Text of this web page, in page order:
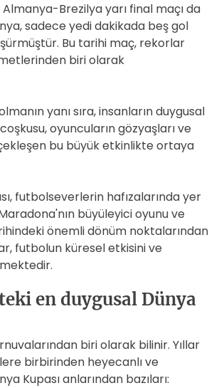
Brezilya yarı final maçı da
sadece yedi dakikada beş gol
Bu tarihi maç, rekorlar
biri olarak
yanı sıra, insanların duygusal
oyuncuların gözyaşları ve
bu büyük etkinlikte ortaya
futbolseverlerin hafızalarında yer
büyüleyici oyunu ve
önemli dönüm noktalarından
futbolun küresel etkisini ve
en duygusal Dünya
biri olarak bilinir. Yıllar
birbirinden heyecanlı ve
Kupası anlarından bazıları: